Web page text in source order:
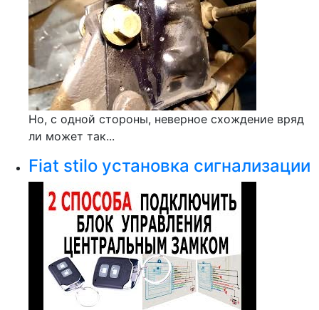
Но, с одной стороны, неверное схождение вряд
ли может так...
Fiat stilo установка сигнализации